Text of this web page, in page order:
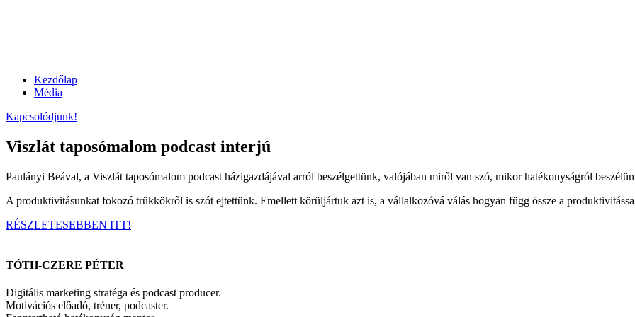
Kezdőlap
Média
Kapcsolódjunk!
Viszlát taposómalom podcast interjú
Paulányi Beával, a Viszlát taposómalom podcast házigazdájával arról beszélgettünk, valójában miről van szó, mikor hatékonyságról
A produktivitásunkat fokozó trükkökről is szót ejtettünk. Emellett körüljártuk azt is, a vállalkozóvá válás hogyan függ össze a
RÉSZLETESEBBEN ITT!
TÓTH-CZERE PÉTER
Digitális marketing stratéga és podcast producer.
Motivációs előadó, tréner, podcaster.